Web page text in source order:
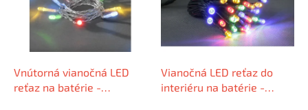
Vnútorná vianočná LED
reťaz na batérie -
Vianočná LED reťaz do
interiéru na batérie -